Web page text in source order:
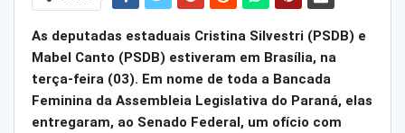
As deputadas estaduais Cristina Silvestri (PSDB) e
Mabel Canto (PSDB) estiveram em Brasília, na
terça-feira (03). Em nome de toda a Bancada
Feminina da Assembleia Legislativa do Paraná, elas
entregaram, ao Senado Federal, um ofício com